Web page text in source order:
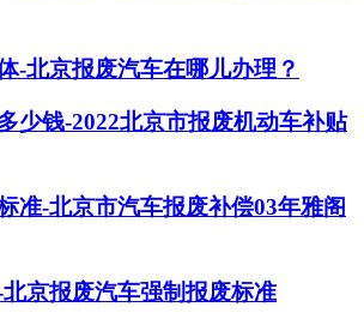
-北京报废汽车在哪儿办理？
少钱-2022北京市报废机动车补贴
准-北京市汽车报废补偿03年雅阁
京报废汽车强制报废标准